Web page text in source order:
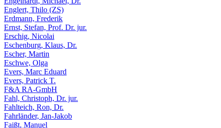
Englert, Thilo (ZS)
Erdmann, Frederik
Ernst, Stefan, Prof. Dr. jur.
Erschig, Nicolai
Eschenburg, Klaus, Dr.
Escher, Martin
Eschwe, Olga
Evers, Marc Eduard
Evers, Patrick T.
F&A RA-GmbH
Fahl, Christoph, Dr. jur.
Fahlteich, Ron, Dr.
Fahrländer, Jan-Jakob
Faißt, Manuel